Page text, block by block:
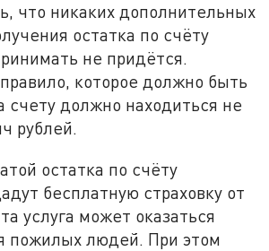
что никаких дополнительных
остатка по счёту
не придётся.
которое должно быть
счету должно находиться не
рублей.
остатка по счёту
бесплатную страховку от
услуга может оказаться
пожилых людей. При этом